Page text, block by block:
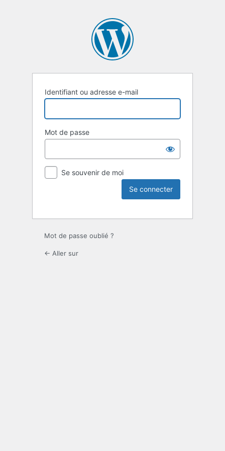
Identifiant ou adresse e-mail
Mot de passe
Se souvenir de moi
Mot de passe oublié ?
← Aller sur